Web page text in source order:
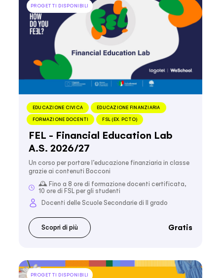
PROGETTI DISPONIBILI
EDUCAZIONE CIVICA EDUCAZIONE FINANZIARIA
FORMAZIONE DOCENTI FSL (EX. PCTO)
FEL - Financial Education Lab
A.S. 2026/27
Un corso per portare l’educazione finanziaria in classe
grazie ai contenuti Bocconi
🕰️ Fino a 8 ore di formazione docenti certificata,
10 ore di FSL per gli studenti
Docenti delle Scuole Secondarie di II grado
Scopri di più Gratis
PROGETTI DISPONIBILI